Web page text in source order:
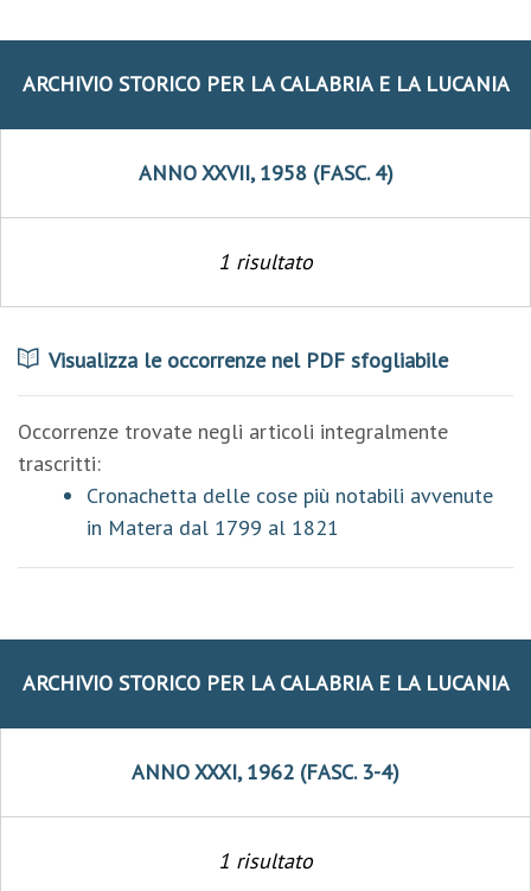
ARCHIVIO STORICO PER LA CALABRIA E LA LUCANIA
ANNO XXVII, 1958 (FASC. 4)
1 risultato
Visualizza le occorrenze nel PDF sfogliabile
Occorrenze trovate negli articoli integralmente
trascritti:
Cronachetta delle cose più notabili avvenute
in Matera dal 1799 al 1821
ARCHIVIO STORICO PER LA CALABRIA E LA LUCANIA
ANNO XXXI, 1962 (FASC. 3-4)
1 risultato